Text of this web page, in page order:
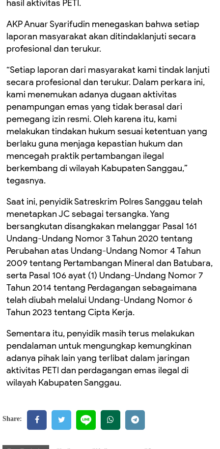
hasil aktivitas PETI.
AKP Anuar Syarifudin menegaskan bahwa setiap
laporan masyarakat akan ditindaklanjuti secara
profesional dan terukur.
“Setiap laporan dari masyarakat kami tindak lanjuti
secara profesional dan terukur. Dalam perkara ini,
kami menemukan adanya dugaan aktivitas
penampungan emas yang tidak berasal dari
pemegang izin resmi. Oleh karena itu, kami
melakukan tindakan hukum sesuai ketentuan yang
berlaku guna menjaga kepastian hukum dan
mencegah praktik pertambangan ilegal
berkembang di wilayah Kabupaten Sanggau,”
tegasnya.
Saat ini, penyidik Satreskrim Polres Sanggau telah
menetapkan JC sebagai tersangka. Yang
bersangkutan disangkakan melanggar Pasal 161
Undang-Undang Nomor 3 Tahun 2020 tentang
Perubahan atas Undang-Undang Nomor 4 Tahun
2009 tentang Pertambangan Mineral dan Batubara,
serta Pasal 106 ayat (1) Undang-Undang Nomor 7
Tahun 2014 tentang Perdagangan sebagaimana
telah diubah melalui Undang-Undang Nomor 6
Tahun 2023 tentang Cipta Kerja.
Sementara itu, penyidik masih terus melakukan
pendalaman untuk mengungkap kemungkinan
adanya pihak lain yang terlibat dalam jaringan
aktivitas PETI dan perdagangan emas ilegal di
wilayah Kabupaten Sanggau.
Share: